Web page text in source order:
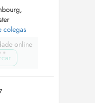
colegas
online